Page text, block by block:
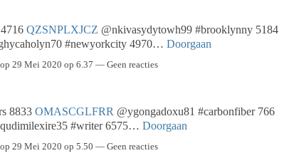
QZSNPLXJCZ @nkivasydytowh99 #brooklynny 5184
#newyorkcity 4970… Doorgaan
op 29 Mei 2020 op 6.37 — Geen reacties
8833 OMASCGLFRR @ygongadoxu81 #carbonfiber 766
#writer 6575… Doorgaan
op 29 Mei 2020 op 5.50 — Geen reacties